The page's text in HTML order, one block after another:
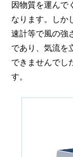
因物質を運んで
なります。しか
速計等で風の強
であり、気流を
できませんでし
す。